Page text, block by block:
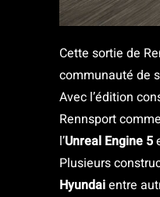
Cette sortie de
communauté de
Avec l’édition
Rennsport
l’Unreal Engine 5
Plusieurs
Hyundaientre